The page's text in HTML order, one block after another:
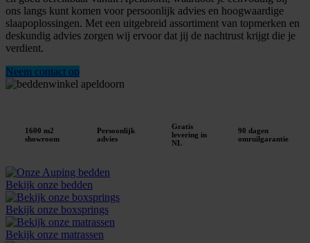
ons langs kunt komen voor persoonlijk advies en hoogwaardige
slaapoplossingen. Met een uitgebreid assortiment van topmerken en
deskundig advies zorgen wij ervoor dat jij de nachtrust krijgt die je
verdient.
Neem contact op
1600 m2
showroom
Persoonlijk
advies
Gratis
levering in
NL
90 dagen
omruilgarantie
Bekijk onze bedden
Bekijk onze boxsprings
Bekijk onze matrassen